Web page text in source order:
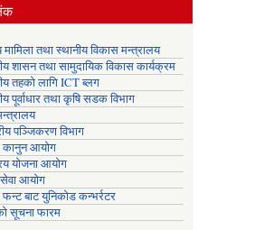
तथा स्थानीय विकास मन्त्रालय
शासन तथा सामुदायिक विकास कार्यक्रम
तहको लागि ICT ब्लग
पूर्वाधार तथा कृषि सडक विभाग
पञ्जिकरण विभाग
कानुन आयोग
योजना आयोग
आयोग
फन्ट बाट युनिकोड कन्भर्रटर
सूचना फारम